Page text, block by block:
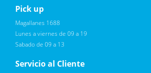
Reciba novedades,
Pick up
Magallanes 1688
Lunes a viernes de 09 a 19
Sabado de 09 a 13
Servicio al Cliente